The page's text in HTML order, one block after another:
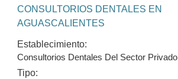
CONSULTORIOS DENTALES EN
AGUASCALIENTES
Establecimiento:
Consultorios Dentales Del Sector Privado
Tipo: